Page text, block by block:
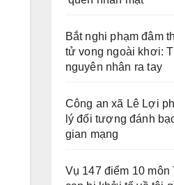
Bắt nghi phạm đâm
tử vong ngoài khơi:
nguyên nhân ra tay
Công an xã Lê Lợi
lý đối tượng đánh
gian mạng
Vụ 147 điểm 10 môn